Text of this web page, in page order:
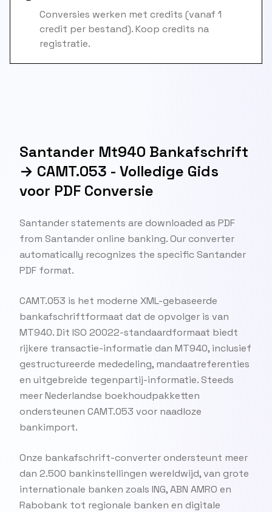
Conversies werken met credits (vanaf 1
credit per bestand). Koop credits na
registratie.
Santander Mt940 Bankafschrift
→ CAMT.053 - Volledige Gids
voor PDF Conversie
Santander statements are downloaded as PDF
from Santander online banking. Our converter
automatically recognizes the specific Santander
PDF format.
CAMT.053 is het moderne XML-gebaseerde
bankafschriftformaat dat de opvolger is van
MT940. Dit ISO 20022-standaardformaat biedt
rijkere transactie-informatie dan MT940, inclusief
gestructureerde mededeling, mandaatreferenties
en uitgebreide tegenpartij-informatie. Steeds
meer Nederlandse boekhoudpakketten
ondersteunen CAMT.053 voor naadloze
bankimport.
Onze bankafschrift-converter ondersteunt meer
dan 2.500 bankinstellingen wereldwijd, van grote
internationale banken zoals ING, ABN AMRO en
Rabobank tot regionale banken en digitale